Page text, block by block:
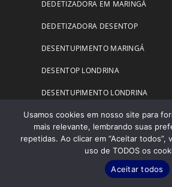
DEDETIZADORA EM MARINGÁ
DEDETIZADORA DESENTOP
DESENTUPIMENTO MARINGÁ
DESENTOP LONDRINA
DESENTUPIMENTO LONDRINA
DEDETIZADORA LONDRINA
DESENTUPIDORA LONDRINA 24HR
DESENTUPIDORA CAMPO LARGO
Usamos cookies em nosso site para
mais relevante, lembrando suas
repetidas. Ao clicar em “Aceitar todos”,
uso de TODOS os
Aceitar todos